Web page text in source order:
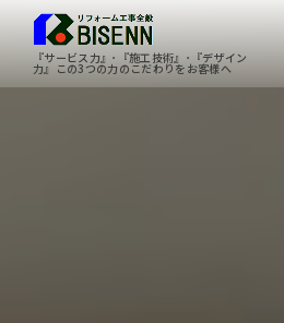
『サービス力』･『施工技術』･『デザイン
力』この3つの力のこだわりをお客様へ